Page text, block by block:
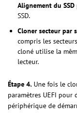
Alignement du SSD
SSD.
Cloner secteur par
compris les
cloné utilise la
lecteur.
Étape 4. Une fois le
paramètres UEFI
périphérique de